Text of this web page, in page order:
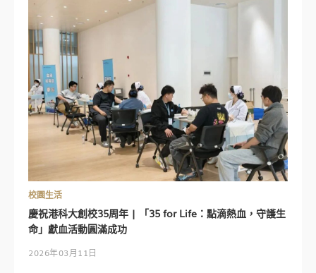
校園生活
慶祝港科大創校35周年 | 「35 for Life：點滴熱血，守護生
命」獻血活動圓滿成功
2026年03月11日